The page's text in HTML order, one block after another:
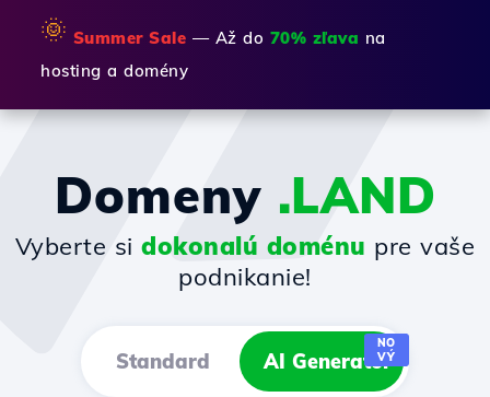
🌞 Summer Sale — Až do 70% zľava na
hosting a domény
Domeny .LAND
Vyberte sidokonalú doménu pre vaše
podnikanie!
Standard AI Generator
NO
VÝ